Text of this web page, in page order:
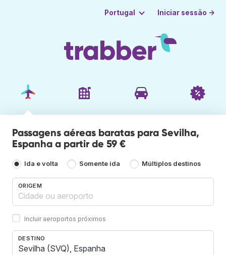
Portugal Iniciar sessão →
Passagens aéreas baratas para Sevilha,
Espanha a partir de 59 €
Ida e volta Somente ida Múltiplos destinos
ORIGEM
Incluir aeroportos próximos
DESTINO